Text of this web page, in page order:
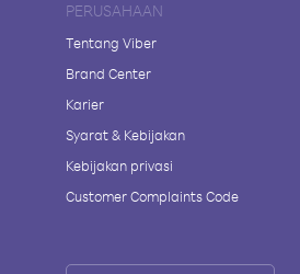
PERUSAHAAN
Tentang Viber
Brand Center
Karier
Syarat & Kebijakan
Kebijakan privasi
Customer Complaints Code